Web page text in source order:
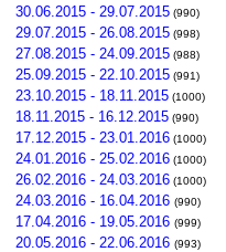
30.06.2015 - 29.07.2015 (990)
29.07.2015 - 26.08.2015 (998)
27.08.2015 - 24.09.2015 (988)
25.09.2015 - 22.10.2015 (991)
23.10.2015 - 18.11.2015 (1000)
18.11.2015 - 16.12.2015 (990)
17.12.2015 - 23.01.2016 (1000)
24.01.2016 - 25.02.2016 (1000)
26.02.2016 - 24.03.2016 (1000)
24.03.2016 - 16.04.2016 (990)
17.04.2016 - 19.05.2016 (999)
20.05.2016 - 22.06.2016 (993)